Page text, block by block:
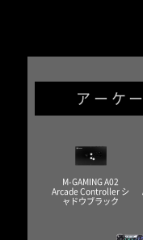
アーケ
M-GAMING A02
Arcade Controller シ
ャドウブラック